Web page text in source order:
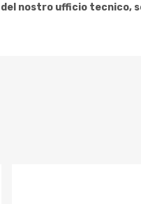
nostro ufficio tecnico,